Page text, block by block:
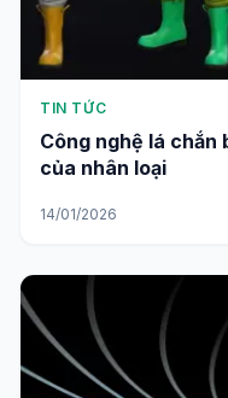
TIN TỨC
Công nghệ lá chắn
của nhân loại
14/01/2026